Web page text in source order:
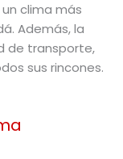
clima más
Además, la
de transporte,
sus rincones.